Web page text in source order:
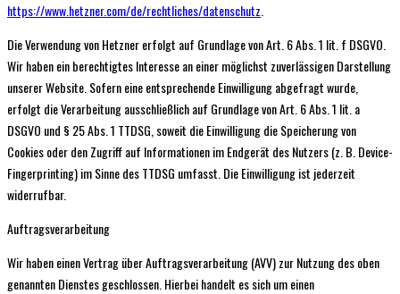
https://www.hetzner.com/de/rechtliches/datenschutz
Die Verwendung von Hetzner erfolgt auf Grundlage von Art. 6 Abs. 1 lit. f DSGVO.
Wir haben ein berechtigtes Interesse an einer möglichst zuverlässigen Darstellung
unserer Website. Sofern eine entsprechende Einwilligung abgefragt wurde,
erfolgt die Verarbeitung ausschließlich auf Grundlage von Art. 6 Abs. 1 lit. a
DSGVO und § 25 Abs. 1 TTDSG, soweit die Einwilligung die Speicherung von
Cookies oder den Zugriff auf Informationen im Endgerät des Nutzers (z. B. Device-
Fingerprinting) im Sinne des TTDSG umfasst. Die Einwilligung ist jederzeit
widerrufbar.
Auftragsverarbeitung
Wir haben einen Vertrag über Auftragsverarbeitung (AVV) zur Nutzung des oben
genannten Dienstes geschlossen. Hierbei handelt es sich um einen